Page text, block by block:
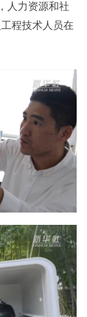
人力资源和社
程技术人员在